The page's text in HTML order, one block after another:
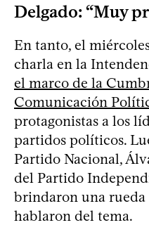
Delgado: “Muy
En tanto, el
charla en la
el marco de la
Comunicación
protagonistas a los
partidos políticos.
Partido Nacional,
del Partido
brindaron una rueda
hablaron del tema.